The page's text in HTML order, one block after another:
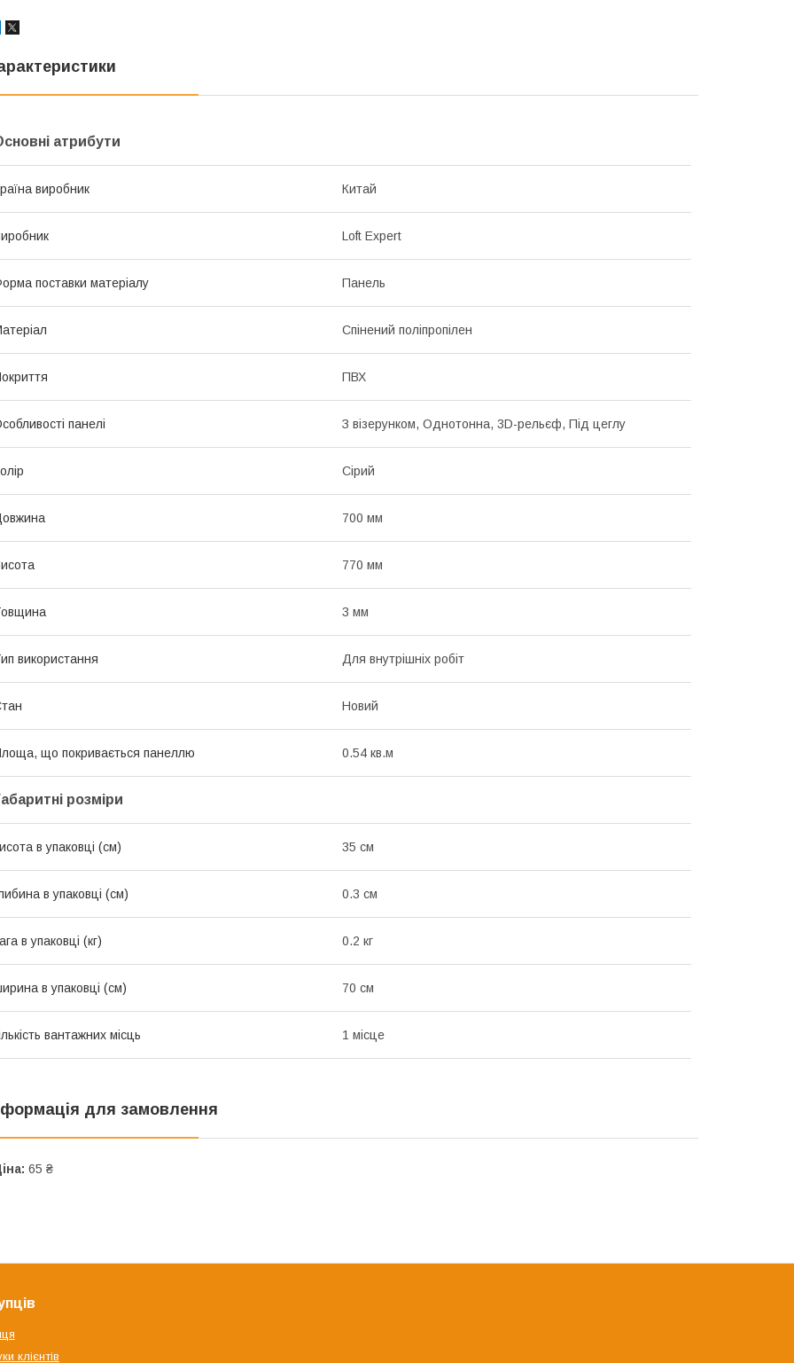
атрибути
виробник Китай
Loft Expert
поставки матеріалу Панель
Спінений поліпропілен
ПВХ
панелі З візерунком, Однотонна, 3D-рельєф, Під цеглу
Сірий
700 мм
770 мм
3 мм
використання Для внутрішніх робіт
Новий
що покривається панеллю 0.54 кв.м
розміри
в упаковці (см) 35 см
в упаковці (см) 0.3 см
в упаковці (кг) 0.2 кг
в упаковці (см) 70 см
вантажних місць 1 місце
для замовлення
65 ₴
клієнтів